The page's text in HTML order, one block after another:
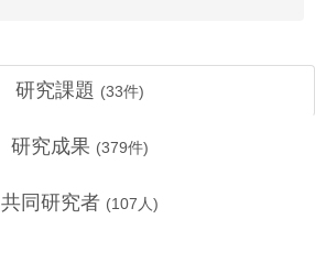
研究課題 (33件)
研究成果 (379件)
共同研究者 (107 人)